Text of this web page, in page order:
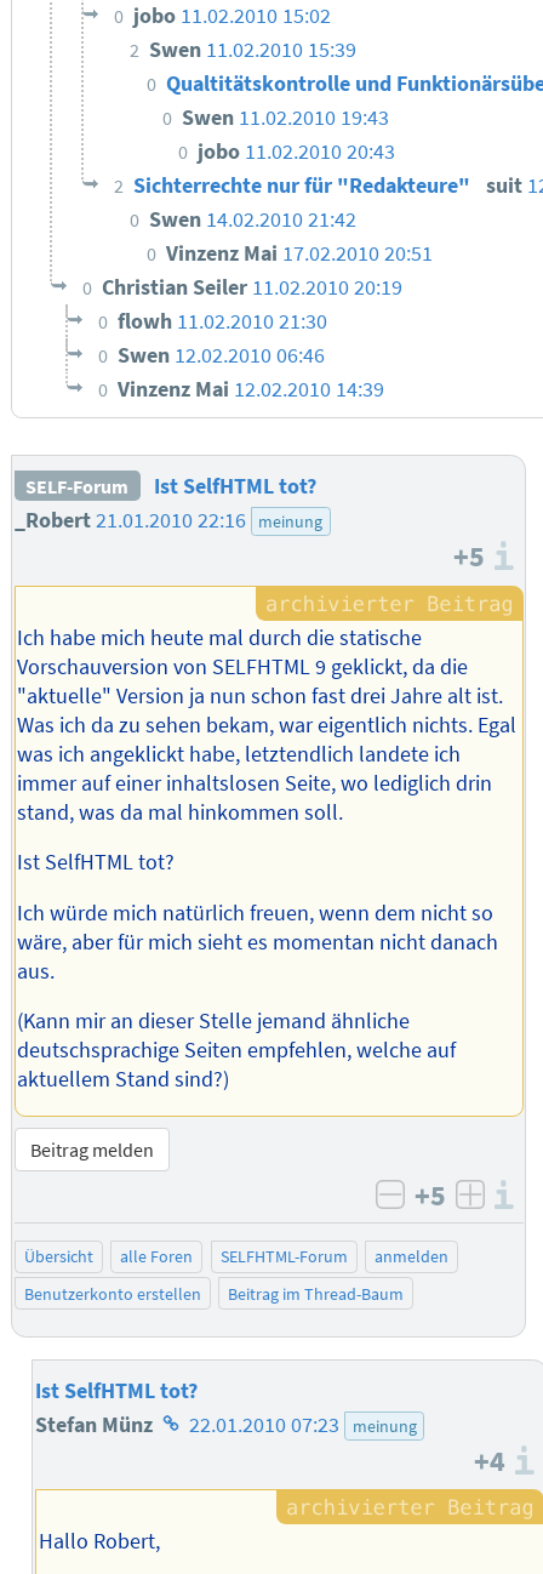
0 jobo 11.02.2010 15:02
2 Swen 11.02.2010 15:39
0 Qualtitätskontrolle und
0 Swen 11.02.2010 19:43
0 jobo 11.02.2010 20:43
2 Sichterrechte nur für "Redakteure" suit
0 Swen 14.02.2010 21:42
0 Vinzenz Mai 17.02.2010 20:51
0 Christian Seiler 11.02.2010 20:19
0 flowh 11.02.2010 21:30
0 Swen 12.02.2010 06:46
0 Vinzenz Mai 12.02.2010 14:39
SELF-Forum
Ist SelfHTML tot?
_Robert21.01.2010 22:16 meinung
+5
Ich habe mich heute mal durch die statische
Vorschauversion von SELFHTML 9 geklickt, da die
"aktuelle" Version ja nun schon fast drei Jahre alt ist.
Was ich da zu sehen bekam, war eigentlich nichts. Egal
was ich angeklickt habe, letztendlich landete ich
immer auf einer inhaltslosen Seite, wo lediglich drin
stand, was da mal hinkommen soll.
Ist SelfHTML tot?
Ich würde mich natürlich freuen, wenn dem nicht so
wäre, aber für mich sieht es momentan nicht danach
aus.
(Kann mir an dieser Stelle jemand ähnliche
deutschsprachige Seiten empfehlen, welche auf
aktuellem Stand sind?)
Beitrag melden
negativ
+5
Übersicht alle Foren SELFHTML-Forum
anmelden
Benutzerkonto erstellen
Beitrag im Thread-Baum
Ist SelfHTML tot?
Stefan Münz Homepage
Autors
22.01.2010 07:23 meinung
+4
Hallo Robert,